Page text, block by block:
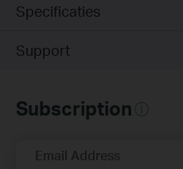
Specificaties
Support
Subscription
Email Address